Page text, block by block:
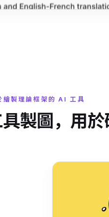
繪製理論框架的 AI 工具
製圖，用